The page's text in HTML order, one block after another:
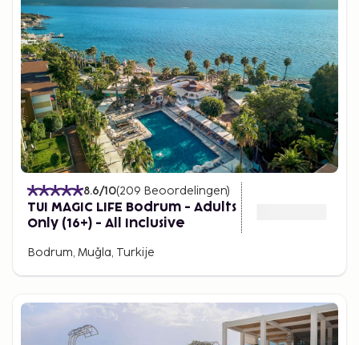
8.6/10(209 Beoordelingen)
TUI MAGIC LIFE Bodrum - Adults
Only (16+) - All Inclusive
Bodrum, Muğla, Turkije